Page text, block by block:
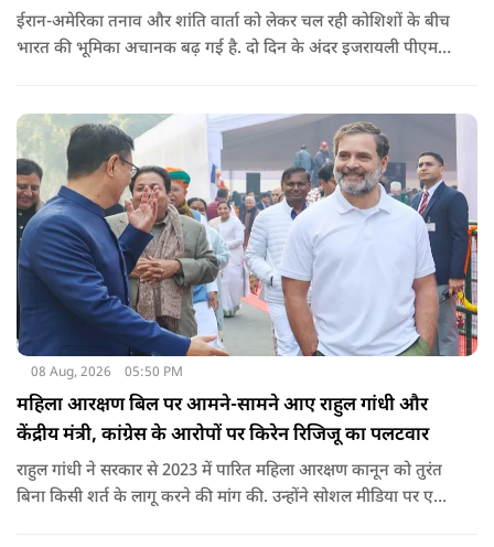
ईरान-अमेरिका तनाव और शांति वार्ता को लेकर चल रही कोशिशों के बीच
भारत की भूमिका अचानक बढ़ गई है. दो दिन के अंदर इजरायली पीएम
08 Aug, 2026 05:50 PM
महिला आरक्षण बिल पर आमने-सामने आए राहुल गांधी और
केंद्रीय मंत्री, कांग्रेस के आरोपों पर किरेन रिजिजू का पलटवार
राहुल गांधी ने सरकार से 2023 में पारित महिला आरक्षण कानून को तुरंत
बिना किसी शर्त के लागू करने की मांग की. उन्होंने सोशल मीडिया पर एक